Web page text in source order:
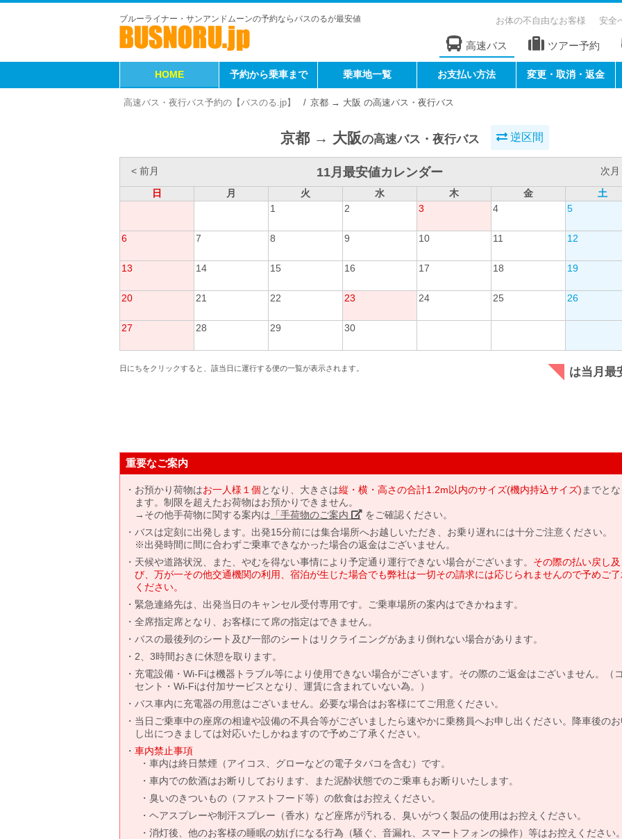
ブルーライナー・サンアンドムーンの予約ならバスのるが最安値 お体の不自由なお客様 安全
高速バス ツアー予約
HOME 予約から乗車まで 乗車地一覧 お支払い方法 変更・取消・返金
高速バス・夜行バス予約の【バスのる.jp】 京都 → 大阪 の高速バス・夜行バス
京都 → 大阪の高速バス・夜行バス 逆区間
< 前月 11月最安値カレンダー
次月
日
月 火 水 木 金
土
1
2 3 4 5
6 7 8 9 10 11 12
13 14 15 16 17 18 19
20 21 22 23 24 25 26
27 28 29 30
日にちをクリックすると、該当日に運行する便の一覧が表示されます。 は当月最
重要なご案内
お預かり荷物はお一人様１個となり、大きさは縦・横・高さの合計1.2m以内のサイズ(機内持込サイズ) までと
ます。制限を超えたお荷物はお預かりできません。
→その他手荷物に関する案内は 「手荷物のご案内」 をご確認ください。
バスは定刻に出発します。出発15分前には集合場所へお越しいただき、お乗り遅れには十分ご注意ください。
※出発時間に間に合わずご乗車できなかった場合の返金はございません。
天候や道路状況、また、やむを得ない事情により予定通り運行できない場合がございます。 その際の払い戻し及
び、万が一その他交通機関の利用、宿泊が生じた場合でも弊社は一切その請求には応じられませんので予めご
ください。
緊急連絡先は、出発当日のキャンセル受付専用です。ご乗車場所の案内はできかねます。
全席指定席となり、お客様にて席の指定はできません。
バスの最後列のシート及び一部のシートはリクライニングがあまり倒れない場合があります。
2、3時間おきに休憩を取ります。
充電設備・Wi-Fiは機器トラブル等により使用できない場合がございます。その際のご返金はございません。（
セント・Wi-Fiは付加サービスとなり、運賃に含まれていない為。）
バス車内に充電器の用意はございません。必要な場合はお客様にてご用意ください。
当日ご乗車中の座席の相違や設備の不具合等がございましたら速やかに乗務員へお申し出ください。降車後の
し出につきましては対応いたしかねますので予めご了承ください。
車内禁止事項
車内は終日禁煙（アイコス、グローなどの電子タバコを含む）です。
車内での飲酒はお断りしております、また泥酔状態でのご乗車もお断りいたします。
臭いのきついもの（ファストフード等）の飲食はお控えください。
ヘアスプレーや制汗スプレー（香水）など座席が汚れる、臭いがつく製品の使用はお控えください。
消灯後、他のお客様の睡眠の妨げになる行為（騒ぐ、音漏れ、スマートフォンの操作）等はお控えください